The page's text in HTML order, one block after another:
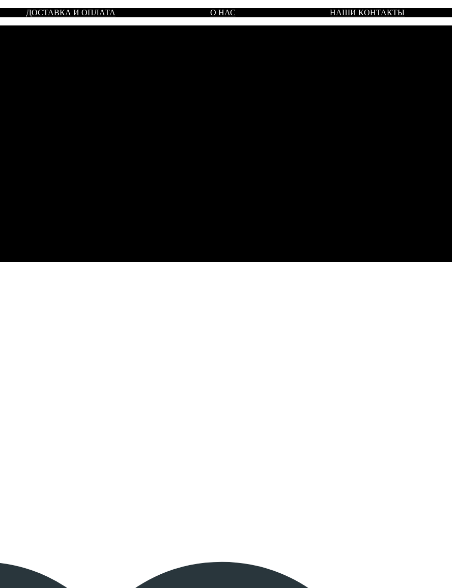
ДОСТАВКА И ОПЛАТА О НАС
НАШИ КОНТАКТЫ